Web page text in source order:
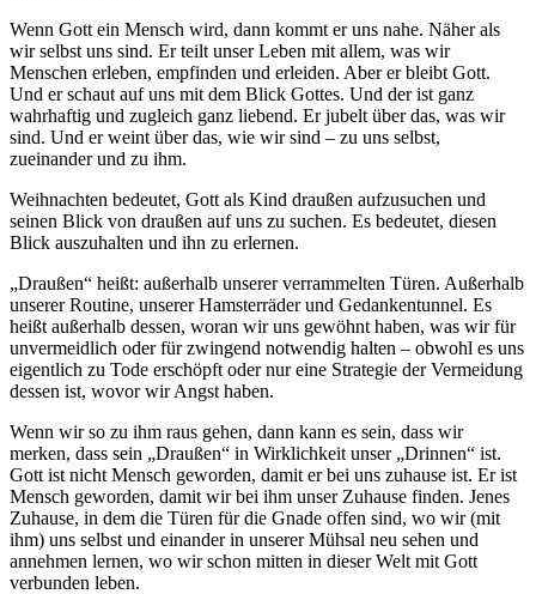
Wenn Gott ein Mensch wird, dann kommt er uns nahe. Näher als
wir selbst uns sind. Er teilt unser Leben mit allem, was wir
Menschen erleben, empfinden und erleiden. Aber er bleibt Gott.
Und er schaut auf uns mit dem Blick Gottes. Und der ist ganz
wahrhaftig und zugleich ganz liebend. Er jubelt über das, was wir
sind. Und er weint über das, wie wir sind – zu uns selbst,
zueinander und zu ihm.
Weihnachten bedeutet, Gott als Kind draußen aufzusuchen und
seinen Blick von draußen auf uns zu suchen. Es bedeutet, diesen
Blick auszuhalten und ihn zu erlernen.
„Draußen“ heißt: außerhalb unserer verrammelten Türen. Außerhalb
unserer Routine, unserer Hamsterräder und Gedankentunnel. Es
heißt außerhalb dessen, woran wir uns gewöhnt haben, was wir für
unvermeidlich oder für zwingend notwendig halten – obwohl es uns
eigentlich zu Tode erschöpft oder nur eine Strategie der Vermeidung
dessen ist, wovor wir Angst haben.
Wenn wir so zu ihm raus gehen, dann kann es sein, dass wir
merken, dass sein „Draußen“ in Wirklichkeit unser „Drinnen“ ist.
Gott ist nicht Mensch geworden, damit er bei uns zuhause ist. Er ist
Mensch geworden, damit wir bei ihm unser Zuhause finden. Jenes
Zuhause, in dem die Türen für die Gnade offen sind, wo wir (mit
ihm) uns selbst und einander in unserer Mühsal neu sehen und
annehmen lernen, wo wir schon mitten in dieser Welt mit Gott
verbunden leben.